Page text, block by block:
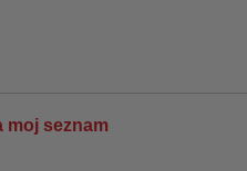
moj seznam